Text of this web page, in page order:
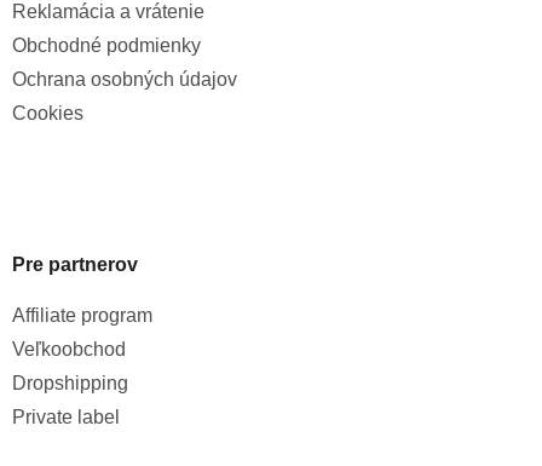
Reklamácia a vrátenie
Obchodné podmienky
Ochrana osobných údajov
Cookies
Pre partnerov
Affiliate program
Veľkoobchod
Dropshipping
Private label